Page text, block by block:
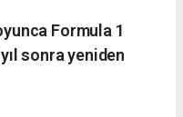
Formula 1
sonra yeniden